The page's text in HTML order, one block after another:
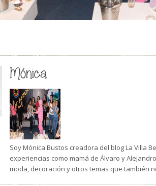
Mónica
Soy Mónica Bustos creadora del blog La Villa
experiencias como mamá de Álvaro y
moda, decoración y otros temas que también